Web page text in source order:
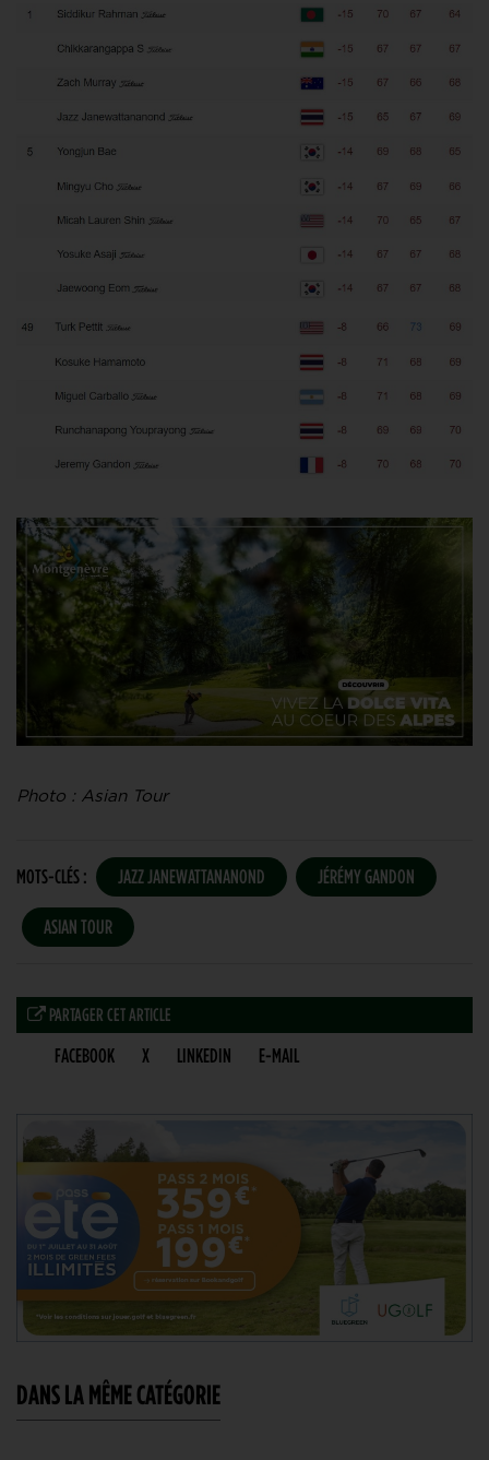
Photo : Asian Tour
MOTS-CLÉS : JAZZ JANEWATTANANOND JÉRÉMY GANDON
ASIAN TOUR
PARTAGER CET ARTICLE
FACEBOOK X LINKEDIN E-MAIL
DANS LA MÊME CATÉGORIE